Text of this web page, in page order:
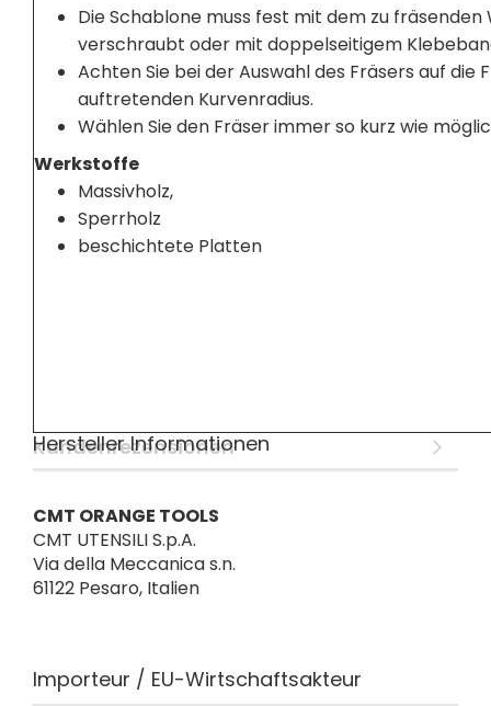
Die Schablone muss fest mit dem zu fräsenden
verschraubt oder mit doppelseitigem
Achten Sie bei der Auswahl des Fräsers auf die
auftretenden Kurvenradius.
Wählen Sie den Fräser immer so kurz wie
Werkstoffe
Massivholz,
Sperrholz
beschichtete Platten
Kundenrezensionen
Hersteller Informationen
CMT ORANGE TOOLS
CMT UTENSILI S.p.A.
Via della Meccanica s.n.
61122 Pesaro, Italien
Importeur / EU-Wirtschaftsakteur